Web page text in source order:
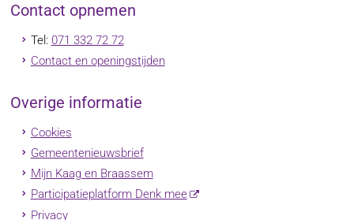
Contact opnemen
Tel: 071 332 72 72
Contact en openingstijden
Overige informatie
Cookies
Gemeentenieuwsbrief
Mijn Kaag en Braassem
Participatieplatform Denk mee
Privacy